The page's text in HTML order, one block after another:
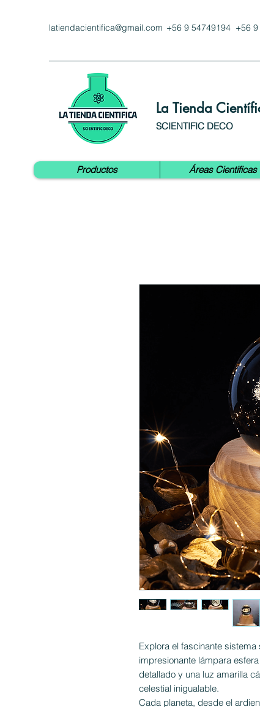
latiendacientifica@gmail.com +56 9 54749194 +56 9
La Tienda
SCIENTIFIC DECO
Productos Áreas Cientificas
Explora el fascinante
impresionante lámpara
detallado y una luz amarilla
celestial inigualable.
Cada planeta, desde el